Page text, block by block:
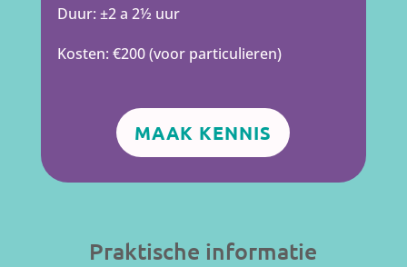
Duur: ±2 a 2½ uur
Kosten: €200 (voor particulieren)
MAAK KENNIS
Praktische informatie